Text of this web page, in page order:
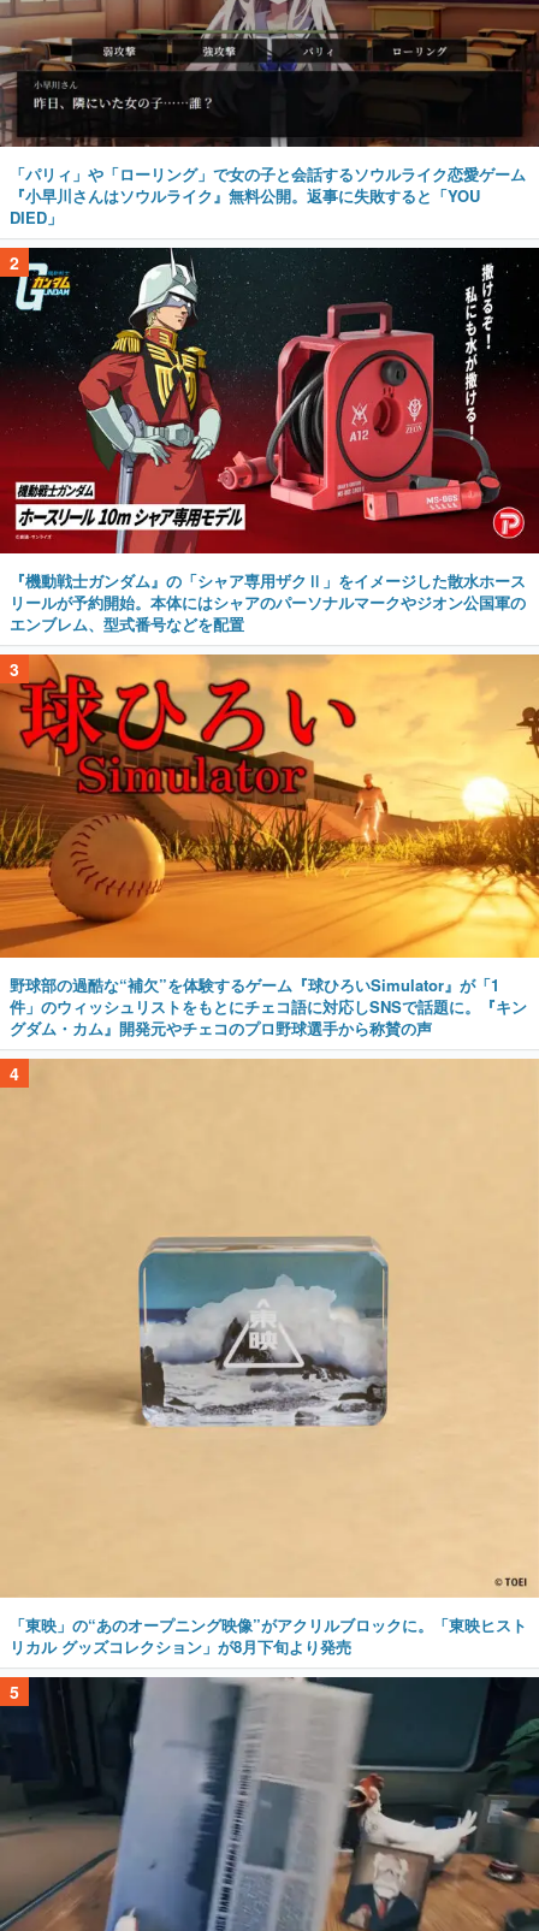
「パリィ」や「ローリング」で女の子と会話するソウルライク恋愛ゲーム
『小早川さんはソウルライク』無料公開。返事に失敗すると「YOU
DIED」
2
『機動戦士ガンダム』の「シャア専用ザクⅡ」をイメージした散水ホース
リールが予約開始。本体にはシャアのパーソナルマークやジオン公国軍の
エンブレム、型式番号などを配置
3
野球部の過酷な“補欠”を体験するゲーム『球ひろいSimulator』が「1
件」のウィッシュリストをもとにチェコ語に対応しSNSで話題に。『キン
グダム・カム』開発元やチェコのプロ野球選手から称賛の声
4
「東映」の“あのオープニング映像”がアクリルブロックに。「東映ヒスト
リカル グッズコレクション」が8月下旬より発売
5